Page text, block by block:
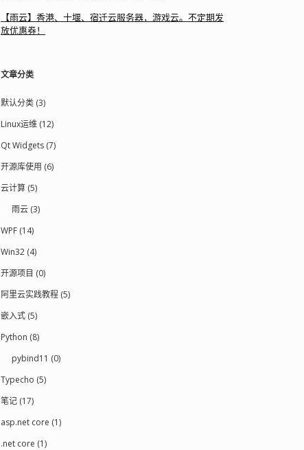
【雨云】香港、十堰、宿迁云服务器，游戏云。不定期发
放优惠券！
文章分类
默认分类 (3)
Linux运维 (12)
Qt Widgets (7)
开源库使用 (6)
云计算 (5)
雨云 (3)
WPF (14)
Win32 (4)
开源项目 (0)
阿里云实践教程 (5)
嵌入式 (5)
Python (8)
pybind11 (0)
Typecho (5)
笔记 (17)
asp.net core (1)
.net core (1)